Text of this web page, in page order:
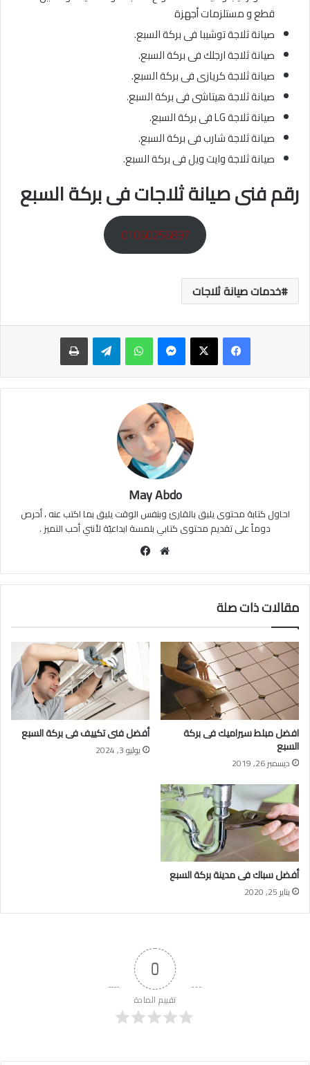
قطع و مستلزمات أجهزة
صيانة ثلاجة توشيبا فى بركة السبع.
صيانة ثلاجة ارجلك فى بركة السبع.
صيانة ثلاجة كريازى فى بركة السبع.
صيانة ثلاجة هيتاشى فى بركة السبع.
صيانة ثلاجة LG فى بركة السبع.
صيانة ثلاجة شارب فى بركة السبع.
صيانة ثلاجة وايت ويل فى بركة السبع.
رقم فنى صيانة ثلاجات فى بركة السبع
01060256897
خدمات صيانة ثلاجات
ماسنجر واتساب تيلقرام طباعة
May Abdo
احاول كتابة محتوى يليق بالقارئ وبنفس الوقت يليق بما اكتب عنه ، أحرص
دوماً على تقديم محتوى كتابي بلمسة ابداعيّة لأنني أحب التميز .
موقع
مقالات ذات صلة
افضل مبلط سيراميك فى بركة
السبع
ديسمبر 26, 2019
أفضل فنى تكييف فى بركة السبع
يوليو 3, 2024
أفضل سباك فى مدينة بركة السبع
يناير 25, 2020
0
تقييم المادة